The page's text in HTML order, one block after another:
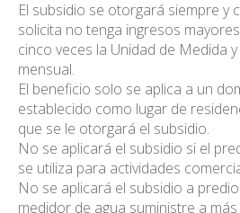
El subsidio se otorgará siempre y
solicita no tenga ingresos
cinco veces la Unidad de Medida
mensual.
El beneficio solo se aplica a un
establecido como lugar de
que se le otorgará el subsidio.
No se aplicará el subsidio si el
se utiliza para actividades
No se aplicará el subsidio a
medidor de agua suministre a